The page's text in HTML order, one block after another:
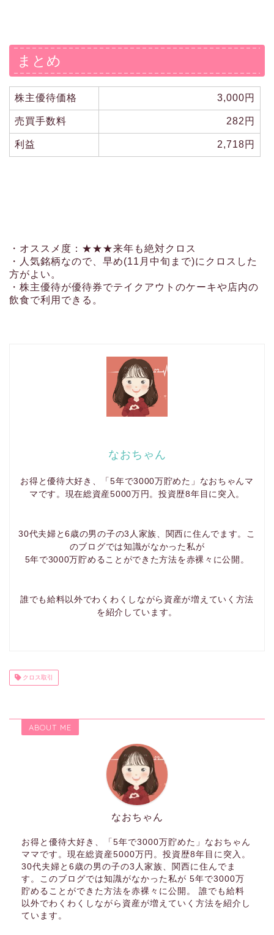
まとめ
株主優待価格 3,000円
売買手数料 282円
利益 2,718円
・オススメ度：★★★来年も絶対クロス
・人気銘柄なので、早め(11月中旬まで)にクロスした
方がよい。
・株主優待が優待券でテイクアウトのケーキや店内の
飲食で利用できる。
なおちゃん
お得と優待大好き、「5年で3000万貯めた」なおちゃんマ
マです。現在総資産5000万円。投資歴8年目に突入。
30代夫婦と6歳の男の子の3人家族、関西に住んでます。こ
のブログでは知識がなかった私が
5年で3000万貯めることができた方法を赤裸々に公開。
誰でも給料以外でわくわくしながら資産が増えていく方法
を紹介しています。
クロス取引
ABOUT ME
なおちゃん
お得と優待大好き、「5年で3000万貯めた」なおちゃん
ママです。現在総資産5000万円。投資歴8年目に突入。
30代夫婦と6歳の男の子の3人家族、関西に住んでま
す。このブログでは知識がなかった私が 5年で3000万
貯めることができた方法を赤裸々に公開。 誰でも給料
以外でわくわくしながら資産が増えていく方法を紹介し
ています。